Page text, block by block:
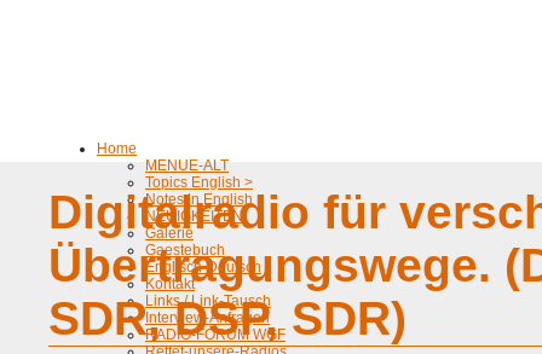
Home
MENUE-ALT
Topics English >
Notes in English
NEUIGKEITEN
Galerie
Gaestebuch
Englisch-Deutsch
Kontakt
Links / Link-Tausch
Interview-Anfragen
RADIO-FORUM WGF
Digitalradio für
Übertragungswege.
SDR, DSP, SDR)